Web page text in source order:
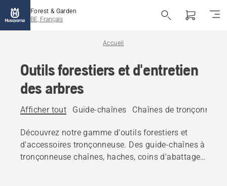
Forest & Garden
BE, Français
Accueil
Outils forestiers et d'entretien
des arbres
Afficher tout Guide-chaînes Chaînes de
Découvrez notre gamme d'outils forestiers et
d'accessoires tronçonneuse. Des guide-chaînes à
tronçonneuse chaînes, haches, coins d'abattage